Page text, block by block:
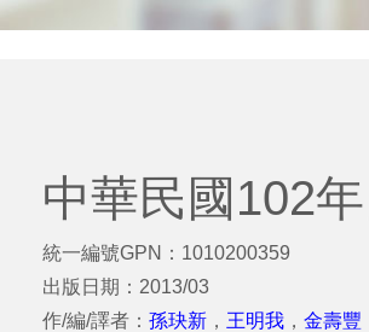
中華民國102
統一編號GPN：1010200359
出版日期：2013/03
作/編/譯者： 孫玦新 ， 王明我 ， 金壽豐